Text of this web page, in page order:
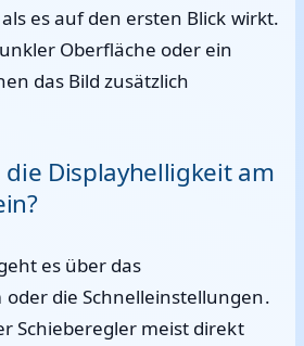
es auf den ersten Blick wirkt.
Oberfläche oder ein
das Bild zusätzlich
Displayhelligkeit am
es über das
die Schnelleinstellungen.
Schieberegler meist direkt